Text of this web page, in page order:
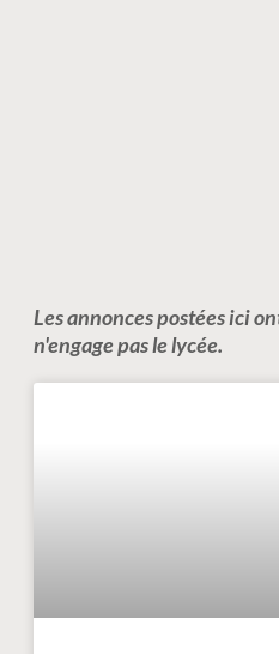
Les annonces postées ici
n'engage pas le lycée.